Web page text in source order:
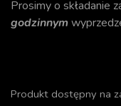
Prosimy o składanie
godzinnym
Produkt dostępny na